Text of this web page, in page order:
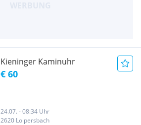
Kieninger Kaminuhr
€ 60
24.07. - 08:34 Uhr
2620 Loipersbach